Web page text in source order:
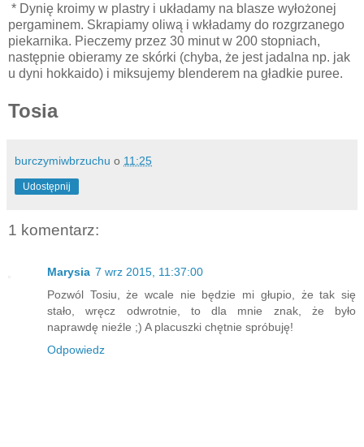
* Dynię kroimy w plastry i układamy na blasze wyłożonej
pergaminem. Skrapiamy oliwą i wkładamy do rozgrzanego
piekarnika. Pieczemy przez 30 minut w 200 stopniach,
następnie obieramy ze skórki (chyba, że jest jadalna np. jak
u dyni hokkaido) i miksujemy blenderem na gładkie puree.
Tosia
burczymiwbrzuchu o 11:25
Udostępnij
1 komentarz:
Marysia 7 wrz 2015, 11:37:00
Pozwól Tosiu, że wcale nie będzie mi głupio, że tak się
stało, wręcz odwrotnie, to dla mnie znak, że było
naprawdę nieźle ;) A placuszki chętnie spróbuję!
Odpowiedz